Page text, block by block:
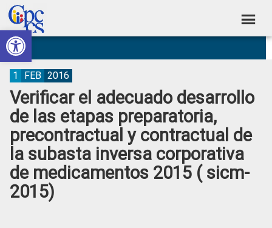
Abrir barra de herramientas
Skip
to
primary
navigation
Skip
to
main
content
Skip
to
primary
sidebar
Skip
to
footer
Consejo
de
Participación
Ciudadana
Control
Social
Construyendo
Poder
Ciudadano
Verificar el adecuado desarrollo
de las etapas preparatoria,
precontractual y contractual de
la subasta inversa corporativa
de medicamentos 2015 ( sicm-
2015)
1 FEB 2016